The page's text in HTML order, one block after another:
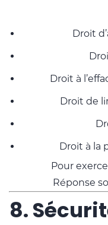
Droit
Droit à
Droit de
Droit à la
Pour
Réponse
8.